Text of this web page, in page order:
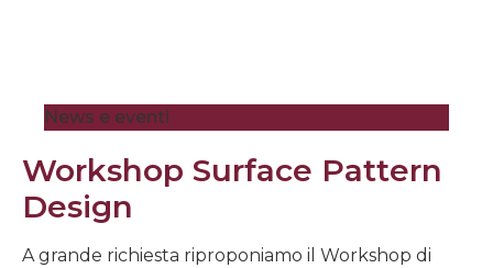
News e eventi
Workshop Surface Pattern
Design
A grande richiesta riproponiamo il Workshop di